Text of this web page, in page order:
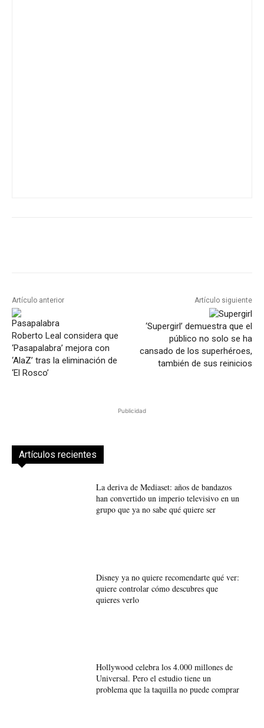
Artículo anterior
Roberto Leal considera que
‘Pasapalabra’ mejora con
‘AlaZ’ tras la eliminación de
‘El Rosco’
Artículo siguiente
‘Supergirl’ demuestra que el
público no solo se ha
cansado de los superhéroes,
también de sus reinicios
Publicidad
Artículos recientes
La deriva de Mediaset: años de bandazos
han convertido un imperio televisivo en un
grupo que ya no sabe qué quiere ser
Disney ya no quiere recomendarte qué ver:
quiere controlar cómo descubres que
quieres verlo
Hollywood celebra los 4.000 millones de
Universal. Pero el estudio tiene un
problema que la taquilla no puede comprar